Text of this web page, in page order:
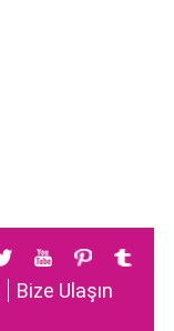
Bize Ulaşın